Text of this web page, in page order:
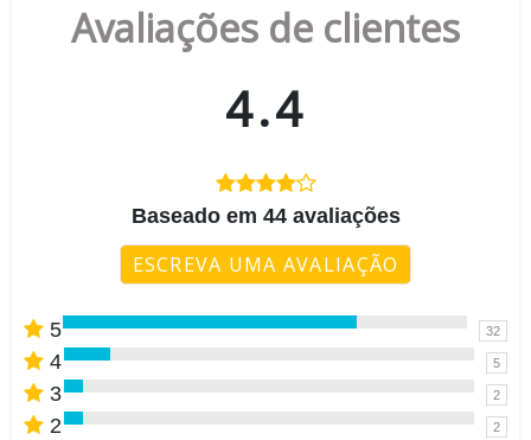
Avaliações de clientes
4.4
Baseado em 44 avaliações
ESCREVA UMA AVALIAÇÃO
5 32
4 5
3 2
2 2